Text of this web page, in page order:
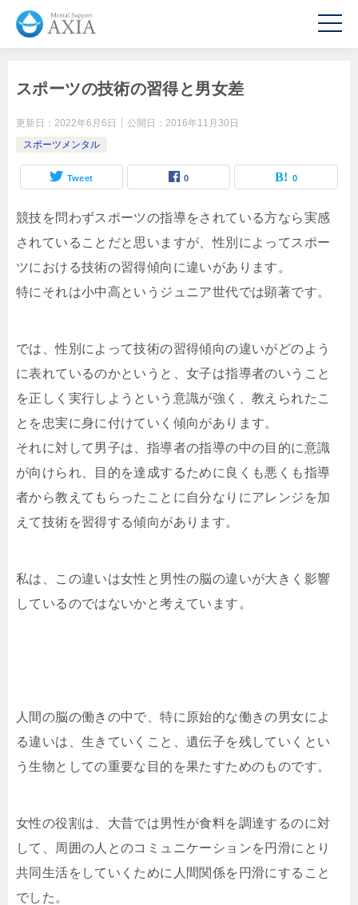
スポーツの技術の習得と男女差
更新日： 2022年6月6日 公開日： 2016年11月30日
スポーツメンタル
Tweet 0 0
競技を問わずスポーツの指導をされている方なら実感
されていることだと思いますが、性別によってスポー
ツにおける技術の習得傾向に違いがあります。
特にそれは小中高というジュニア世代では顕著です。
では、性別によって技術の習得傾向の違いがどのよう
に表れているのかというと、女子は指導者のいうこと
を正しく実行しようという意識が強く、教えられたこ
とを忠実に身に付けていく傾向があります。
それに対して男子は、指導者の指導の中の目的に意識
が向けられ、目的を達成するために良くも悪くも指導
者から教えてもらったことに自分なりにアレンジを加
えて技術を習得する傾向があります。
私は、この違いは女性と男性の脳の違いが大きく影響
しているのではないかと考えています。
人間の脳の働きの中で、特に原始的な働きの男女によ
る違いは、生きていくこと、遺伝子を残していくとい
う生物としての重要な目的を果たすためのものです。
女性の役割は、大昔では男性が食料を調達するのに対
して、周囲の人とのコミュニケーションを円滑にとり
共同生活をしていくために人間関係を円滑にすること
でした。